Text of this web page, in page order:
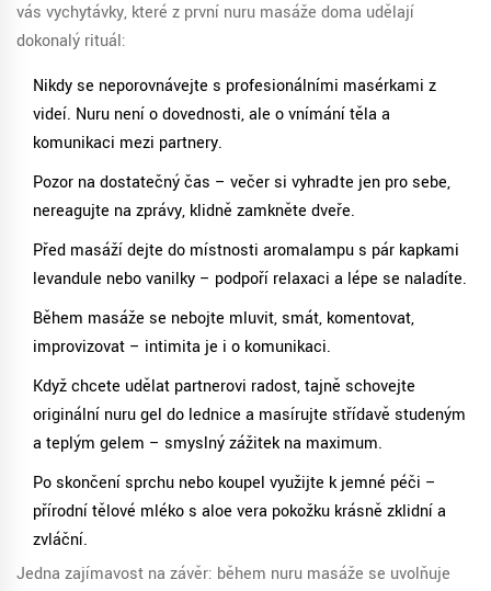
vás vychytávky, které z první nuru masáže doma udělají
dokonalý rituál:
Nikdy se neporovnávejte s profesionálními masérkami z
videí. Nuru není o dovednosti, ale o vnímání těla a
komunikaci mezi partnery.
Pozor na dostatečný čas – večer si vyhraďte jen pro sebe,
nereagujte na zprávy, klidně zamkněte dveře.
Před masáží dejte do místnosti aromalampu s pár kapkami
levandule nebo vanilky – podpoří relaxaci a lépe se naladíte.
Během masáže se nebojte mluvit, smát, komentovat,
improvizovat – intimita je i o komunikaci.
Když chcete udělat partnerovi radost, tajně schovejte
originální nuru gel do lednice a masírujte střídavě studeným
a teplým gelem – smyslný zážitek na maximum.
Po skončení sprchu nebo koupel využijte k jemné péči –
přírodní tělové mléko s aloe vera pokožku krásně zklidní a
zvláční.
Jedna zajímavost na závěr: během nuru masáže se uvolňuje